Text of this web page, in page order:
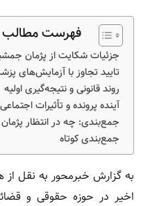
فهرست مطالب
جزئیات شکایت از پژمان
تایید تجاوز با آزمایش‌های
روند قانونی و نتیجه‌گیری اولیه
آینده پرونده و تأثیرات اجتماعی
جمع‌بندی: چه در انتظار
جمع‌بندی کوتاه
به گزارش خبرمحور به نقل از
اخیر در حوزه حقوقی و